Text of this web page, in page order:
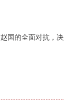
国的全面对抗，